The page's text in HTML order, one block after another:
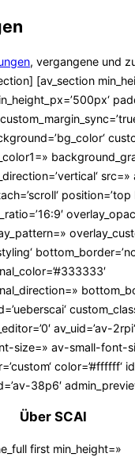
, vergangene und
[av_section
position=’top
av_uid=’av-
size=» av-small-font-
color=’#ffffff‘
38p6′
Über SCAI
first min_height=»